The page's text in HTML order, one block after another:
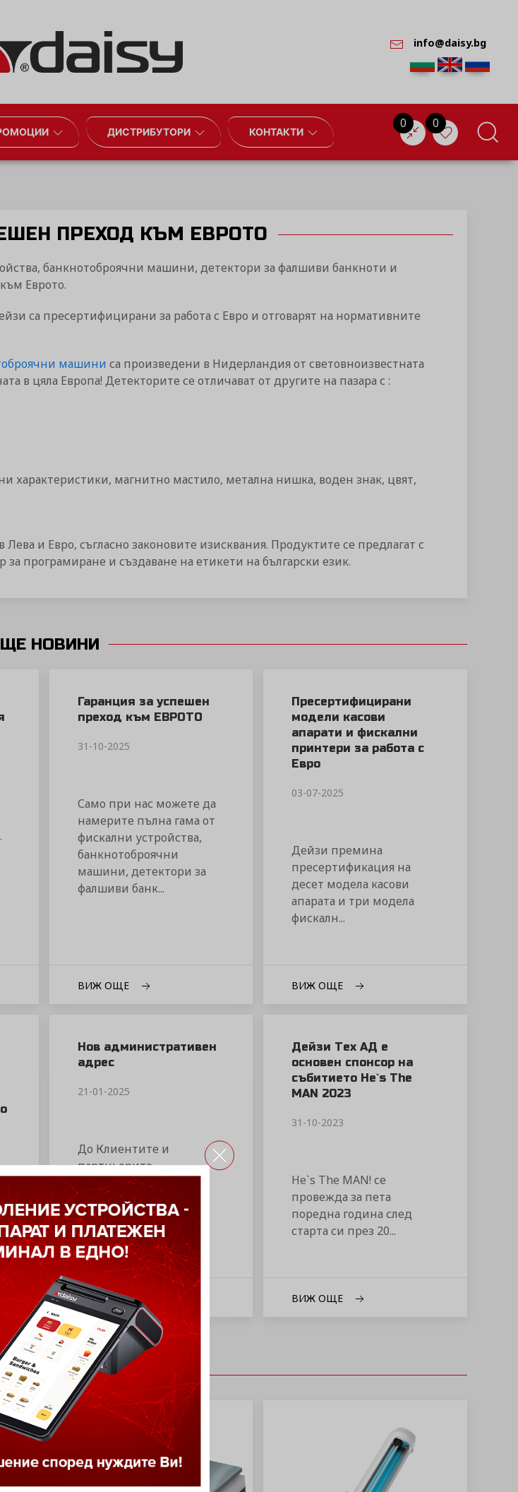
info@daisy.bg
ДИСТРИБУТОРИ КОНТАКТИ
0 0
ПРЕХОД КЪМ ЕВРОТО
банкнотоброячни машини, детектори за фалшиви банкноти и
Еврото.
са пресертифицирани за работа с Евро и отговарят на нормативните
машини са произведени в Нидерландия от световноизвестната
в цяла Европа! Детекторите се отличават от другите на пазара с :
характеристики, магнитно мастило, метална нишка, воден знак, цвят,
и Евро, съгласно законовите изисквания. Продуктите се предлагат с
програмиране и създаване на етикети на български език.
НОВИНИ
Гаранция за успешен
преход към ЕВРОТО
31-10-2025
Само при нас можете да
намерите пълна гама от
фискални устройства,
банкнотоброячни
машини, детектори за
фалшиви банк...
ВИЖ ОЩЕ
Пресертифицирани
модели касови
апарати и фискални
принтери за работа с
Евро
03-07-2025
Дейзи премина
пресертификация на
десет модела касови
апарата и три модела
фискалн...
ВИЖ ОЩЕ
Нов административен
адрес
21-01-2025
До Клиентите и
партньорите ...
ВИЖ ОЩЕ
Дейзи Тех АД е
основен спонсор на
събитието He`s The
MAN 2023
31-10-2023
He`s The MAN! се
провежда за пета
поредна година след
старта си през 20...
ВИЖ ОЩЕ
НА ФОКУС